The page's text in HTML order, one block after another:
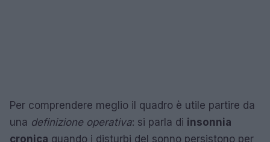
Per comprendere meglio il quadro è utile partire da
una definizione operativa: si parla di insonnia
cronica quando i disturbi del sonno persistono per